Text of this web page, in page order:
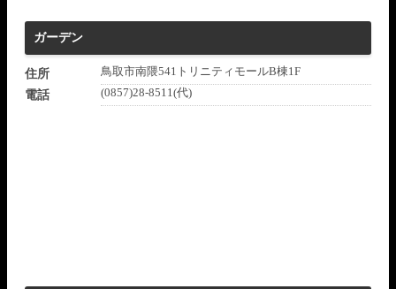
ガーデン
住所
鳥取市南隈541トリニティモールB棟1F
電話
(0857)28-8511(代)